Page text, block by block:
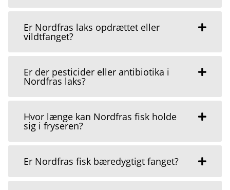
Er Nordfras laks opdrættet eller
vildtfanget?
Er der pesticider eller antibiotika i
Nordfras laks?
Hvor længe kan Nordfras fisk holde
sig i fryseren?
Er Nordfras fisk bæredygtigt fanget?